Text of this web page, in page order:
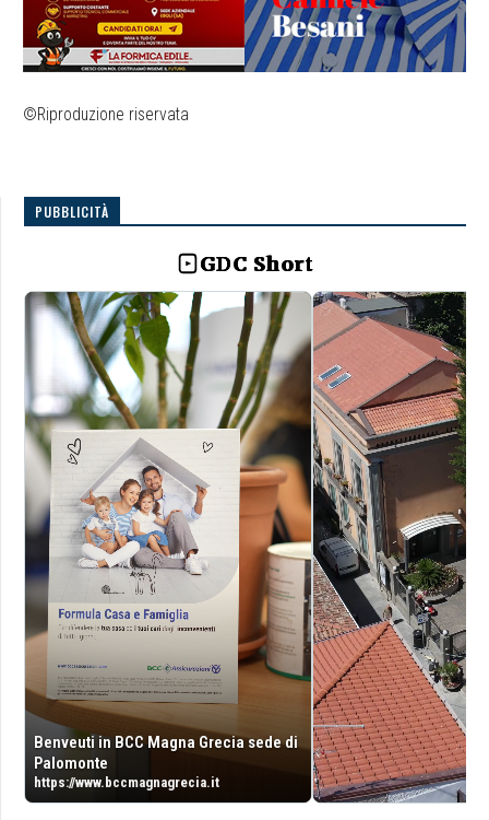
©Riproduzione riservata
PUBBLICITÀ
GDC Short
Benveuti in BCC Magna Grecia sede di
Palomonte
https://www.bccmagnagrecia.it